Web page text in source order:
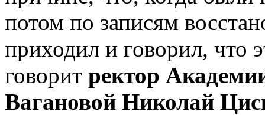
потом по записям
приходил и говорил, что
говорит ректор
Вагановой Николай